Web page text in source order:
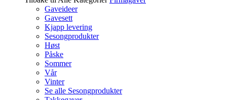
Gaveideer
Gavesett
Kjapp levering
Sesongprodukter
Høst
Påske
Sommer
Vår
Vinter
Se alle Sesongprodukter